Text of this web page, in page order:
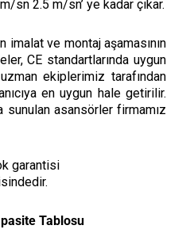
sn 2.5 m/sn’ ye kadar çıkar.
imalat ve montaj aşamasının
CE standartlarında uygun
ekiplerimiz tarafından
en uygun hale getirilir.
sunulan asansörler firmamız
garantisi
Tablosu